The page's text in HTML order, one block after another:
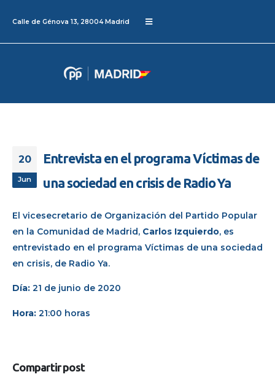
Calle de Génova 13, 28004 Madrid
20
Jun
Entrevista en el programa Víctimas de
una sociedad en crisis de Radio Ya
El vicesecretario de Organización del Partido Popular
en la Comunidad de Madrid, Carlos Izquierdo, es
entrevistado en el programa Víctimas de una sociedad
en crisis, de Radio Ya.
Día: 21 de junio de 2020
Hora: 21:00 horas
Compartir post